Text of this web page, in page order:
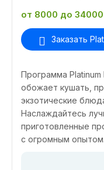
от 8000 до
Заказать
Программа Platinum
обожает кушать,
экзотические
Наслаждайтесь
приготовленные
с огромным опытом.